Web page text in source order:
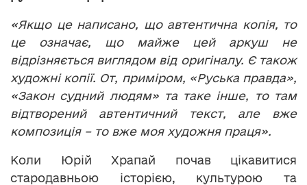
«Якщо це написано, що автентична копія, то
це означає, що майже цей аркуш не
відрізняється виглядом від оригіналу. Є також
художні копії. От, приміром, «Руська правда»,
«Закон судний людям» та таке інше, то там
відтворений автентичний текст, але вже
композиція – то вже моя художня праця».
Коли Юрій Храпай почав цікавитися
стародавньою історією, культурою та